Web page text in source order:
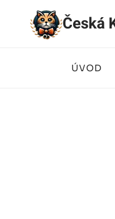
Přeskočit
Česká
ÚVOD